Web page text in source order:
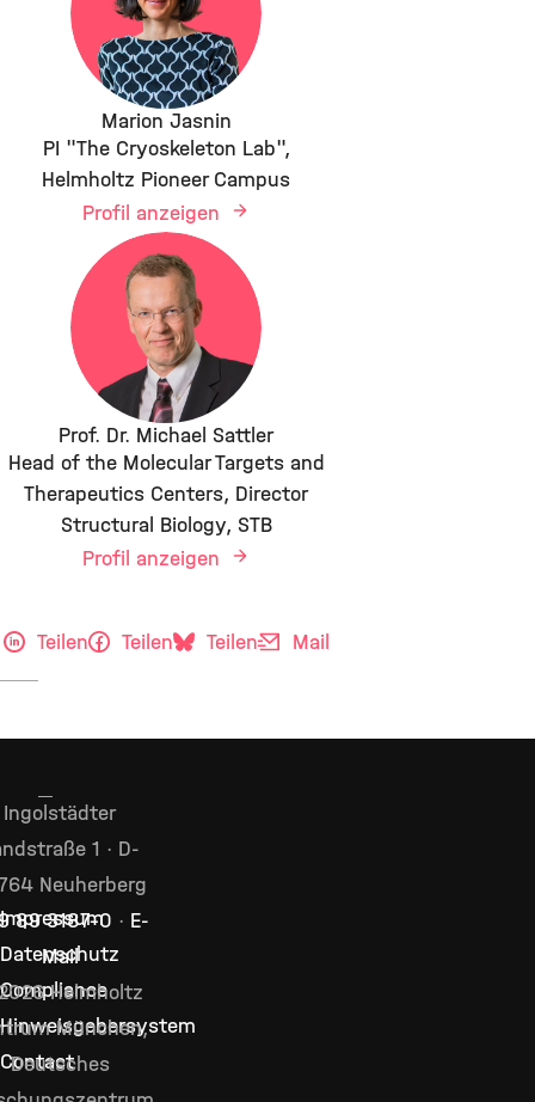
Marion Jasnin
PI "The Cryoskeleton Lab",
Helmholtz Pioneer Campus
Profil anzeigen
Prof. Dr. Michael Sattler
Head of the Molecular Targets and
Therapeutics Centers, Director
Structural Biology, STB
Profil anzeigen
Teilen Teilen Teilen Mail
Impressum
Datenschutz
Compliance
Hinweisgebersystem
Contact
Ingolstädter
1 · D-
Neuherberg
89 3187–0 · E-
Mail
Helmholtz
München,
Deutsches